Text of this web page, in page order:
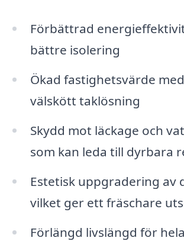
Förbättrad
bättre isolering
Ökad fastighetsvärde
välskött taklösning
Skydd mot läckage och
som kan leda till dyrbara
Estetisk uppgradering av
vilket ger ett fräschare
Förlängd livslängd för hela